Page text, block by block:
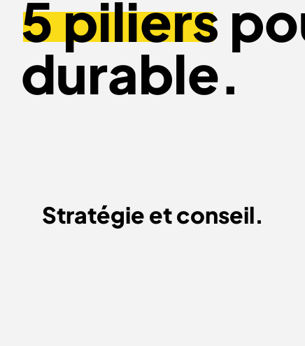
5 piliers
durable.
Stratégie et conseil.